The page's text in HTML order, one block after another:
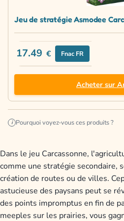
Jeu de stratégie Asmodee
17.49 € Fnac FR
Acheter sur
i Pourquoi voyez-vous ces produits ?
Dans le jeu Carcassonne,
comme une stratégie secondaire,
création de routes ou de villes.
astucieuse des paysans peut se
des points impromptus en fin de
meeples sur les prairies, vous